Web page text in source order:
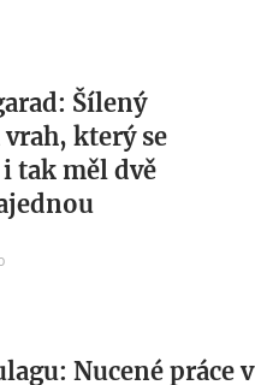
Šílený
vrah, který se
tak měl dvě
Nucené práce v